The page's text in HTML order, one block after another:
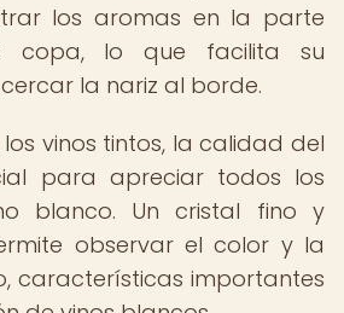
los aromas en la parte
copa, lo que facilita su
la nariz al borde.
vinos tintos, la calidad del
para apreciar todos los
blanco. Un cristal fino y
observar el color y la
características importantes